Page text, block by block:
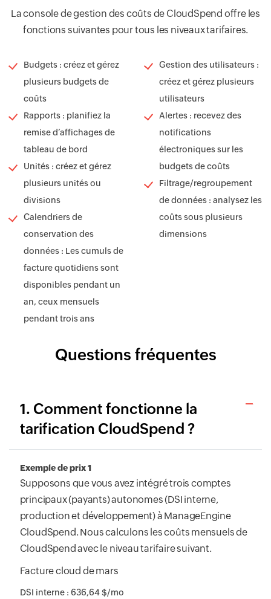
La console de gestion des coûts de CloudSpend offre les
fonctions suivantes pour tous les niveaux tarifaires.
Budgets : créez et gérez
plusieurs budgets de
coûts
Rapports : planifiez la
remise d’affichages de
tableau de bord
Unités : créez et gérez
plusieurs unités ou
divisions
Calendriers de
conservation des
données : Les cumuls de
facture quotidiens sont
disponibles pendant un
an, ceux mensuels
pendant trois ans
Gestion des utilisateurs :
créez et gérez plusieurs
utilisateurs
Alertes : recevez des
notifications
électroniques sur les
budgets de coûts
Filtrage/regroupement
de données : analysez les
coûts sous plusieurs
dimensions
Questions fréquentes
1. Comment fonctionne la
tarification CloudSpend ?
Exemple de prix 1
Supposons que vous avez intégré trois comptes
principaux (payants) autonomes (DSI interne,
production et développement) à ManageEngine
CloudSpend. Nous calculons les coûts mensuels de
CloudSpend avec le niveau tarifaire suivant.
Facture cloud de mars
DSI interne : 636,64 $/mo